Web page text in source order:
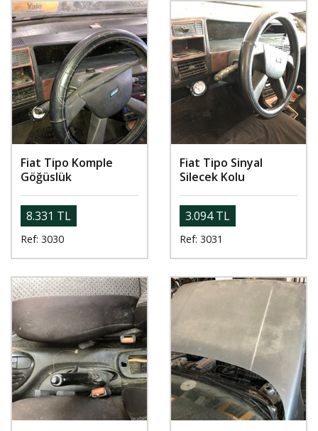
Fiat Tipo Komple
Göğüslük
8.331 TL
Ref: 3030
Fiat Tipo Sinyal
Silecek Kolu
3.094 TL
Ref: 3031